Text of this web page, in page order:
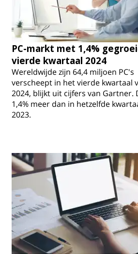
PC-markt met 1,4%
vierde kwartaal 2024
Wereldwijde zijn 64,4 miljoen PC's
verscheept in het vierde kwartaal
2024, blijkt uit cijfers van Gartner.
1,4% meer dan in hetzelfde
2023.